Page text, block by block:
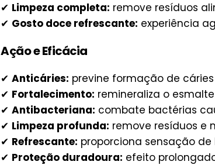
✔ Limpeza completa: remove resíduos
✔ Gosto doce refrescante: experiência
Ação e Eficácia
✔ Anticáries: previne formação de
✔ Fortalecimento: remineraliza o
✔ Antibacteriana: combate bactérias
✔ Limpeza profunda: remove resíduos e
✔ Refrescante: proporciona sensação de
✔ Proteção duradoura: efeito